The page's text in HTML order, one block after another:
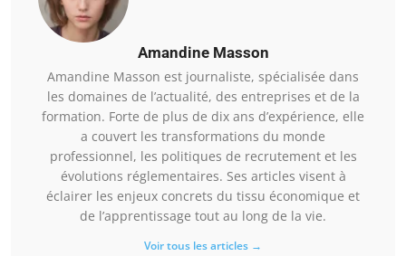
Amandine Masson
Amandine Masson est journaliste, spécialisée dans
les domaines de l’actualité, des entreprises et de la
formation. Forte de plus de dix ans d’expérience, elle
a couvert les transformations du monde
professionnel, les politiques de recrutement et les
évolutions réglementaires. Ses articles visent à
éclairer les enjeux concrets du tissu économique et
de l’apprentissage tout au long de la vie.
Voir tous les articles →